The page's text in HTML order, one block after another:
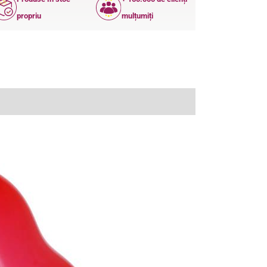
propriu
mulțumiți